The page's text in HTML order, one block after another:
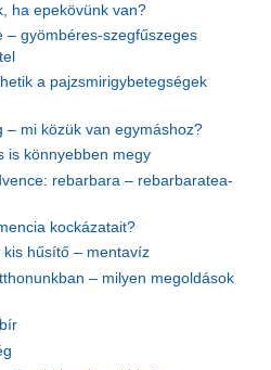
ha epekövünk van?
– gyömbéres-szegfűszeges
a pajzsmirigybetegségek
– mi közük van egymáshoz?
is könnyebben megy
rebarbara – rebarbaratea-
kockázatait?
kis hűsítő – mentavíz
– milyen megoldások